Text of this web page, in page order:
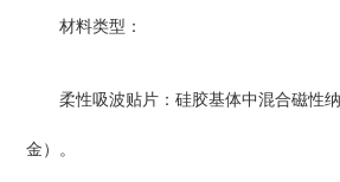
材料类型：
柔性吸波贴片：硅胶基体中混合磁性
金）。